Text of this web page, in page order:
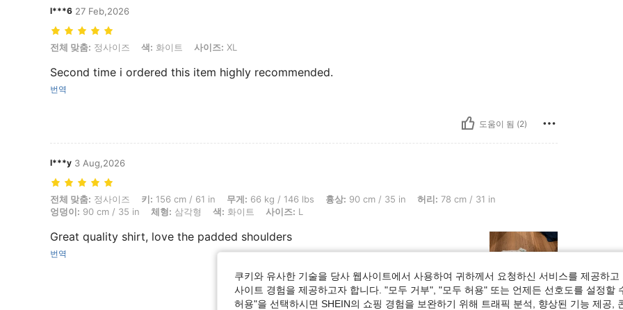
l***6 27 Feb,2026
전체 맞춤: 정사이즈, 색: 화이트, 사이즈: XL
전체 맞춤: 정사이즈 색: 화이트 사이즈: XL
Second time i ordered this item highly recommended.
번역
도움이 됨 (2)
I***y 3 Aug,2026
전체 맞춤: 정사이즈, 키: 156 cm / 61 in, 무게: 66 kg / 146 lbs, 흉상: 90 cm / 35 in, 허리: 78 cm / 31 in, 엉덩이: 90 cm / 35 in, 체형: 삼각형, 색: 화이트, 사이
전체 맞춤: 정사이즈 키: 156 cm / 61 in 무게: 66 kg / 146 lbs 흉상: 90 cm / 35 in 허리: 78 cm / 31 in
엉덩이: 90 cm / 35 in 체형: 삼각형 색: 화이트 사이즈: L
Great quality shirt, love the padded shoulders
번역
쿠키와 유사한 기술을 당사 웹사이트에서 사용하여 귀하께서 요청하신 서비스를 제공하
사이트 경험을 제공하고자 합니다. "모두 거부", "모두 허용" 또는 언제든 선호도를 설정할
허용"을 선택하시면 SHEIN의 쇼핑 경험을 보완하기 위해 트래픽 분석, 향상된 기능 제공,